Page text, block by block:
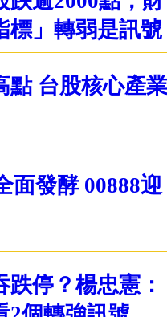
跌逾2000點，財
標」轉弱是訊號
點 台股核心產業
發酵 00888迎